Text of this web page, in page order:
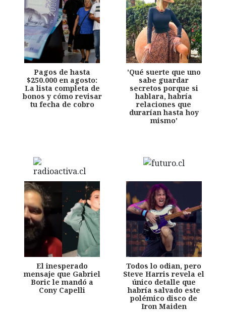
Pagos de hasta
$250.000 en agosto:
La lista completa de
bonos y cómo revisar
tu fecha de cobro
'Qué suerte que uno
sabe guardar
secretos porque si
hablara, habría
relaciones que
durarían hasta hoy
mismo'
El inesperado
mensaje que Gabriel
Boric le mandó a
Cony Capelli
Todos lo odian, pero
Steve Harris revela el
único detalle que
habría salvado este
polémico disco de
Iron Maiden